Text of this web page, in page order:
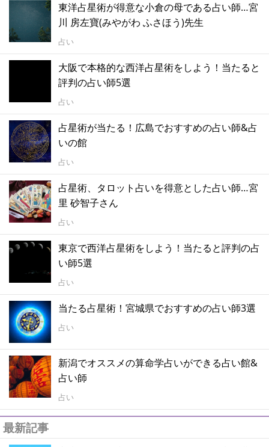
東洋占星術が得意な小倉の母である占い師…宮
川 房左寶(みやがわ ふさほう)先生
占い
大阪で本格的な西洋占星術をしよう！当たると
評判の占い師5選
占い
占星術が当たる！広島でおすすめの占い師&占
いの館
占い
占星術、タロット占いを得意とした占い師…宮
里 砂智子さん
占い
東京で西洋占星術をしよう！当たると評判の占
い師5選
占い
当たる占星術！宮城県でおすすめの占い師3選
占い
新潟でオススメの算命学占いができる占い館&
占い師
占い
最新記事